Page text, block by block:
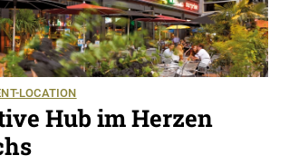
LOCATION
Hub im Herzen